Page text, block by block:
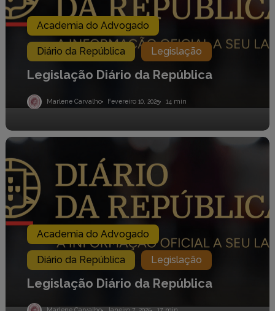
Academia do Advogado
Diário da República Legislação
Legislação Diário da República
Marlene Carvalho Fevereiro 10, 2025 14 min
Legislação
da
República
Academia do Advogado
Diário da República Legislação
Legislação Diário da República